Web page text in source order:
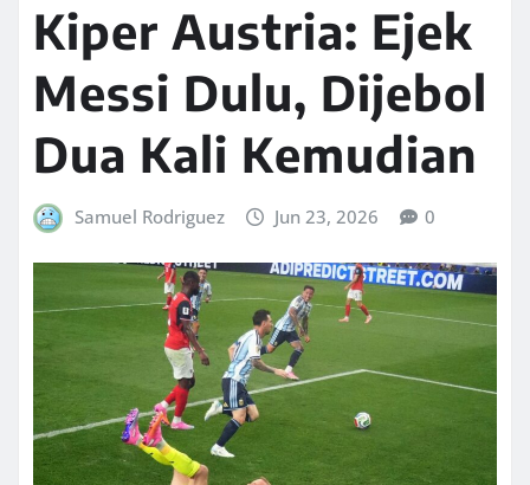
Kiper Austria: Ejek
Messi Dulu, Dijebol
Dua Kali Kemudian
Samuel Rodriguez Jun 23, 2026 0